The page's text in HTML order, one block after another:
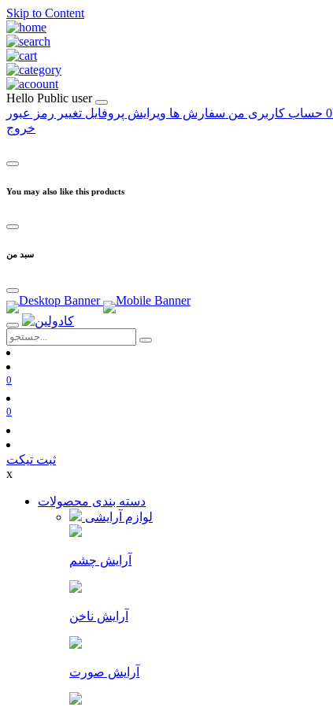
Skip to Content
Hello Public user
0 حساب کاربری من سفارش ها ویرایش پروفایل تغییر رمز عبور
خروج
You may also like this products
سبد من
0
0
ثبت تیکت
x
دسته بندی محصولات
لوازم آرایشی
آرایش چشم
آرایش ناخن
آرایش صورت